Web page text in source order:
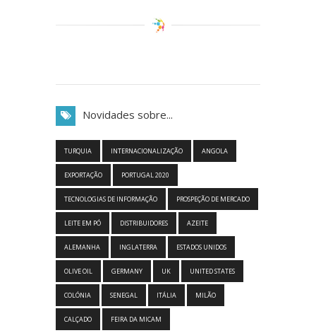
Novidades sobre...
TURQUIA INTERNACIONALIZAÇÃO ANGOLA
EXPORTAÇÃO PORTUGAL 2020
TECNOLOGIAS DE INFORMAÇÃO PROSPEÇÃO DE MERCADO
LEITE EM PÓ DISTRIBUIDORES AZEITE
ALEMANHA INGLATERRA ESTADOS UNIDOS
OLIVE OIL GERMANY UK UNITED STATES
COLÓNIA SENEGAL ITÁLIA MILÃO
CALÇADO FEIRA DA MICAM